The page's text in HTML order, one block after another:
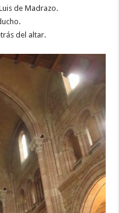
de Madrazo.
del altar.